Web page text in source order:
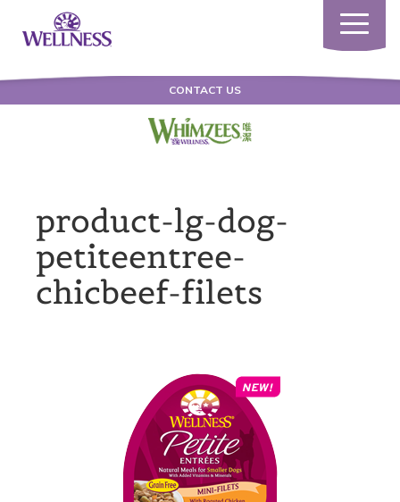
Toggle
CONTACT US
product-lg-dog-
petiteentree-
chicbeef-filets